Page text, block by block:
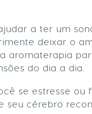
a ter um
deixar o
aromaterapia
do dia a dia.
se estresse ou
seu cérebro